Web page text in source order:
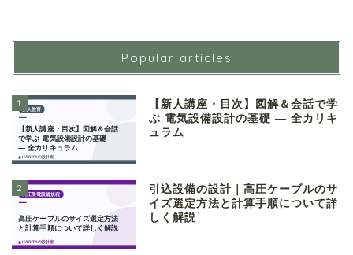
Popular articles
1
【新人講座・目次】図解＆会話で学
ぶ 電気設備設計の基礎 ― 全カリキ
ュラム
2
引込設備の設計｜高圧ケーブルのサ
イズ選定方法と計算手順について詳
しく解説